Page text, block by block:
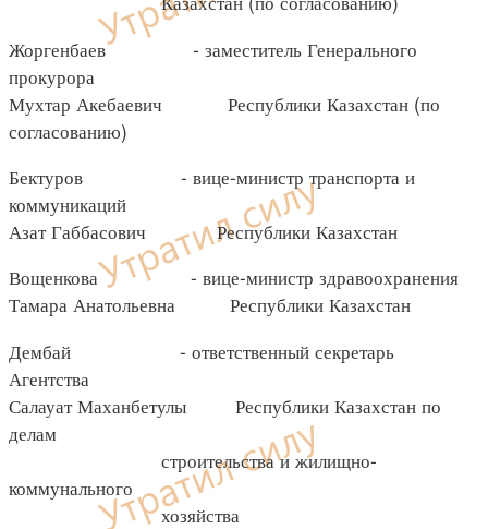
Жоргенбаев - заместитель Генерального
прокурора
Мухтар Акебаевич Республики Казахстан (по
согласованию)
Бектуров - вице-министр транспорта и
коммуникаций
Азат Габбасович Республики Казахстан
Вощенкова - вице-министр здравоохранения
Тамара Анатольевна Республики Казахстан
Дембай - ответственный секретарь
Агентства
Салауат Маханбетулы Республики Казахстан по
делам
строительства и жилищно-
коммунального
хозяйства